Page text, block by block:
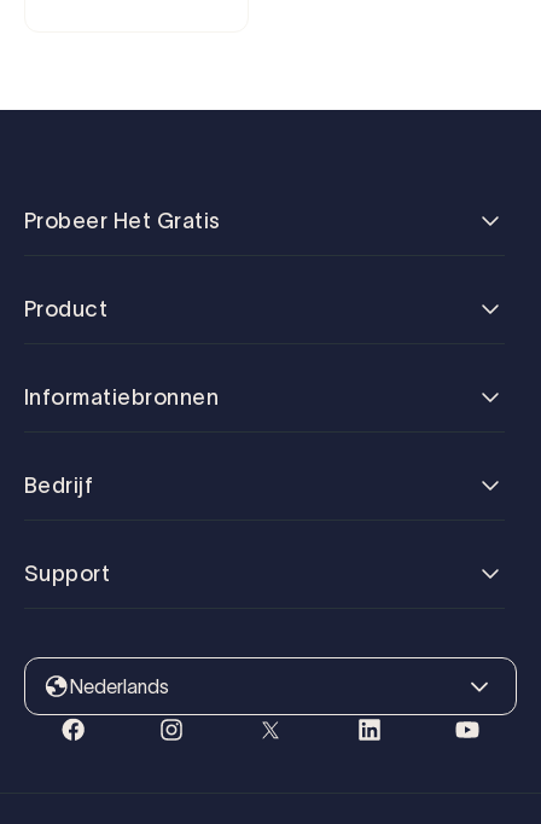
Probeer Het Gratis
Product
Informatiebronnen
Bedrijf
Support
Nederlands